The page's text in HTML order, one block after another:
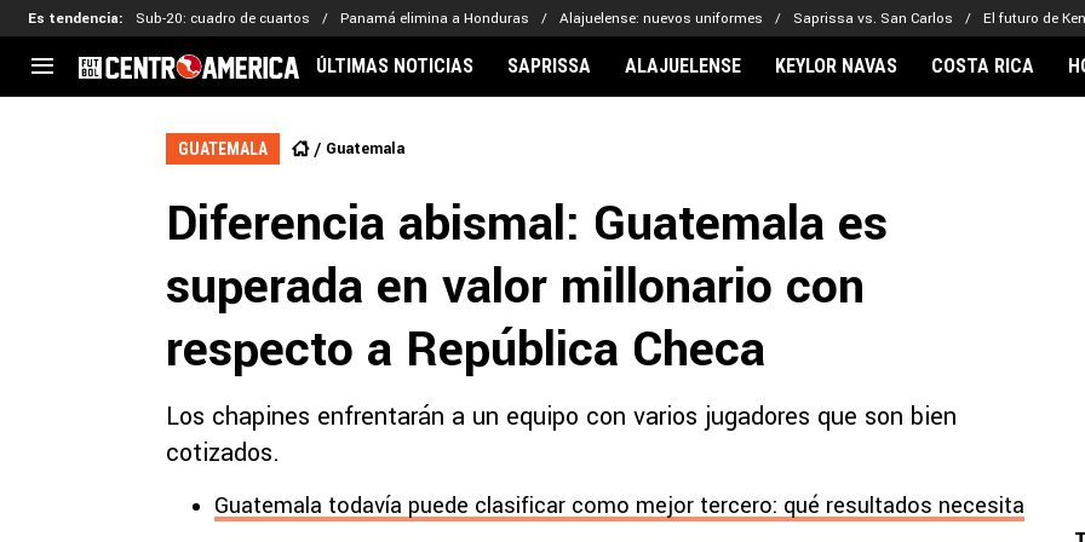
Es tendencia: Sub-20: cuadro de cuartos Panamá elimina a Honduras Alajuelense: nuevos uniformes Saprissa vs. San Carlos El futuro de
CENTROAMÉRICA
El Salvador
CONCACAF
Liga de Naciones
Copa de Campeones
MLS
Kervin Arriaga
Nathaniel Méndez-Laing
Alajuelense
Comunicaciones
Real Estelí
ÚLTIMAS NOTICIAS SAPRISSA ALAJUELENSE KEYLOR NAVAS COSTA RICA
GUATEMALA Guatemala
Diferencia abismal: Guatemala es
superada en valor millonario con
respecto a República Checa
Los chapines enfrentarán a un equipo con varios jugadores que son bien
cotizados.
Guatemala todavía puede clasificar como mejor tercero: qué resultados necesita